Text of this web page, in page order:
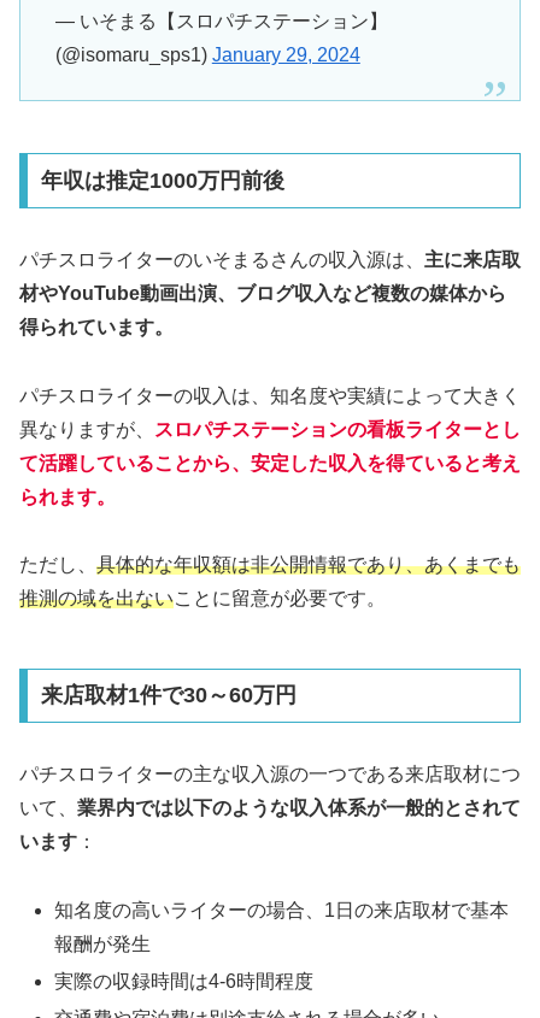
— いそまる【スロパチステーション】
(@isomaru_sps1) January 29, 2024
年収は推定1000万円前後
パチスロライターのいそまるさんの収入源は、 主に来店取
材やYouTube動画出演、ブログ収入など複数の媒体から
得られています。
パチスロライターの収入は、知名度や実績によって大きく
異なりますが、
スロパチステーションの看板ライターとし
て活躍していることから、安定した収入を得ていると考え
られます。
ただし、 具体的な年収額は非公開情報であり、あくまでも
推測の域を出ないことに留意が必要です。
来店取材1件で30～60万円
パチスロライターの主な収入源の一つである来店取材につ
いて、 業界内では以下のような収入体系が一般的とされて
います ：
知名度の高いライターの場合、1日の来店取材で基本
報酬が発生
実際の収録時間は4-6時間程度